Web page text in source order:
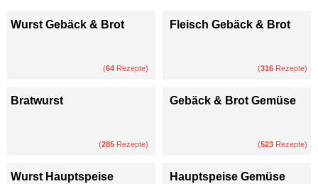
Wurst Gebäck & Brot
(64 Rezepte)
Fleisch Gebäck & Brot
(316 Rezepte)
Bratwurst
(285 Rezepte)
Gebäck & Brot Gemüse
(523 Rezepte)
Wurst Hauptspeise Hauptspeise Gemüse